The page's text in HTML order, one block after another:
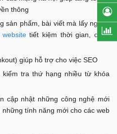
thông
sản phẩm, bài viết mà lấy nguồn
tiết kiệm thời gian, công
giúp hỗ trợ cho việc SEO
tra thứ hạng nhiều từ khóa
cập nhật những công nghệ mới
tính năng mới cho các web